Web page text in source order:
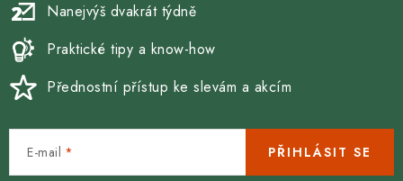
Nanejvýš dvakrát týdně
Praktické tipy a know-how
Přednostní přístup ke slevám a akcím
E-mail PŘIHLÁSIT SE